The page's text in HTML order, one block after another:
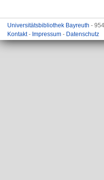
Universitätsbibliothek Bayreuth -
Kontakt- Impressum - Datenschutz